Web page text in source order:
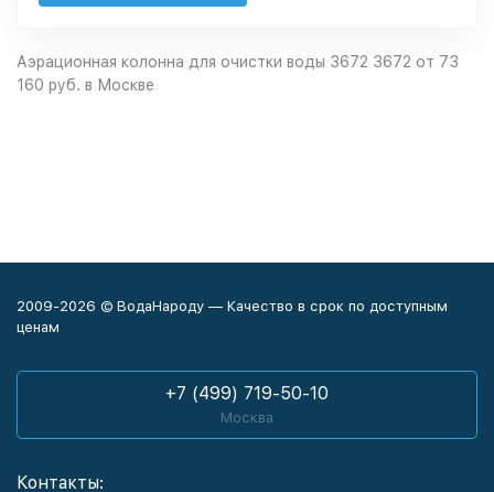
Аэрационная колонна для очистки воды 3672 3672 от 73
160 руб. в Москве
2009-2026 © ВодаНароду — Качество в срок по доступным
ценам
+7 (499) 719-50-10
Москва
Контакты: